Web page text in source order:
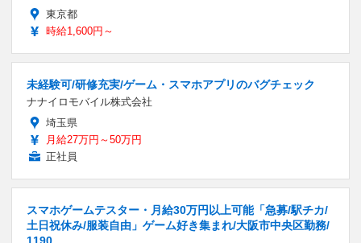
東京都
時給1,600円～
未経験可/研修充実/ゲーム・スマホアプリのバグチェック
ナナイロモバイル株式会社
埼玉県
月給27万円～50万円
正社員
スマホゲームテスター・月給30万円以上可能「急募/駅チカ/
土日祝休み/服装自由」ゲーム好き集まれ/大阪市中央区勤務/